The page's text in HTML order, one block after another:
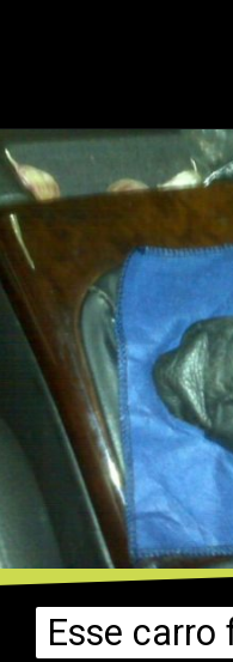
Opening
Esse carro
Esse carro